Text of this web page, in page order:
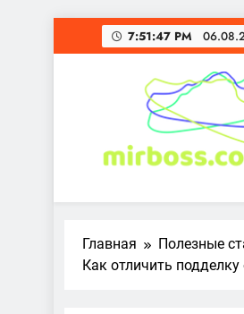
Перейти
7:51:49 PM
Главная
Полезные
Как отличить